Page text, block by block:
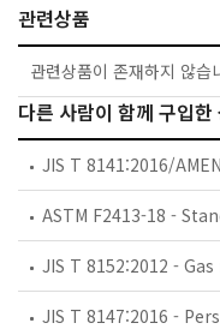
관련상품
관련상품이 존재하지 않습
다른 사람이 함께 구입한
JIS T 8152:2012 -
JIS T 8147:2016 -